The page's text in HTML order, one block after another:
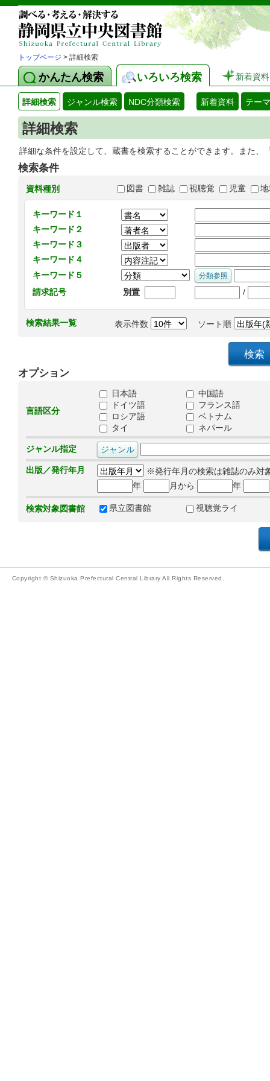
トップページ > 詳細検索
かんたん検索 いろいろ検索 新着資料
詳細検索 ジャンル検索 NDC分類検索 新着資料 テー
詳細検索
詳細な条件を設定して、蔵書を検索することができます。また
検索条件
資料種別 図書 雑誌 視聴覚 児童
キーワード１
キーワード２
キーワード３
キーワード４
キーワード５
請求記号
別置 /
検索結果一覧 表示件数 ソート順
オプション
言語区分
日本語
中国語
ドイツ語
フランス語
ロシア語
ベトナム
タイ
ネパール
ジャンル指定
出版／発行年月
※発行年月の検索は雑誌のみ対
年
月から 年
検索対象図書館 県立図書館 視聴覚ライ
Copyright © Shizuoka Prefectural Central Library All Rights Reserved.